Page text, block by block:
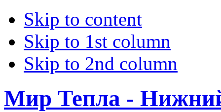
Skip to content
Skip to 1st column
Skip to 2nd column
Мир Тепла -